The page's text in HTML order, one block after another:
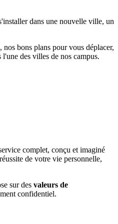
dans une nouvelle ville, un
bons plans pour vous déplacer,
des villes de nos campus.
complet, conçu et imaginé
de votre vie personnelle,
sur des valeurs de
confidentiel.